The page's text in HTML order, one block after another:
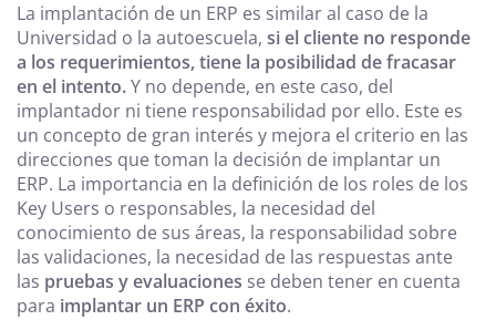
La implantación de un ERP es similar al caso de la
Universidad o la autoescuela, si el cliente no responde
a los requerimientos, tiene la posibilidad de fracasar
en el intento.Y no depende, en este caso, del
implantador ni tiene responsabilidad por ello. Este es
un concepto de gran interés y mejora el criterio en las
direcciones que toman la decisión de implantar un
ERP. La importancia en la definición de los roles de los
Key Users o responsables, la necesidad del
conocimiento de sus áreas, la responsabilidad sobre
las validaciones, la necesidad de las respuestas ante
las pruebas y evaluaciones se deben tener en cuenta
para implantar un ERP con éxito.